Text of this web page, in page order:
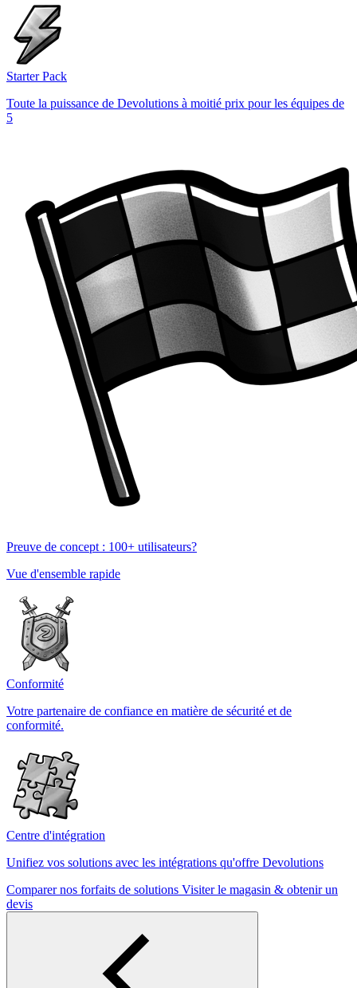
Starter Pack
Toute la puissance de Devolutions à moitié prix pour les équipes de
5
Preuve de concept : 100+ utilisateurs?
Vue d'ensemble rapide
Conformité
Votre partenaire de confiance en matière de sécurité et de
conformité.
Centre d'intégration
Unifiez vos solutions avec les intégrations qu'offre Devolutions
Comparer nos forfaits de solutions Visiter le magasin & obtenir un
devis